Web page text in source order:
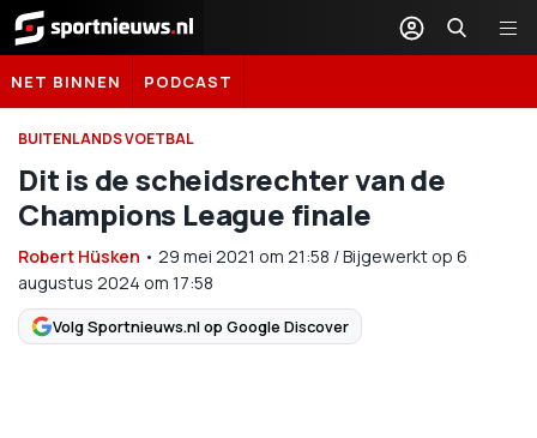
Sportnieuws.nl
NET BINNEN PODCAST
BUITENLANDS VOETBAL
Dit is de scheidsrechter van de
Champions League finale
Robert Hüsken • 29 mei 2021 om 21:58 /Bijgewerkt op 6
augustus 2024 om 17:58
Volg Sportnieuws.nl op Google Discover